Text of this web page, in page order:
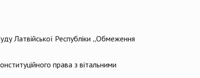
Латвійської Республіки „Обмеження
права з вітальними